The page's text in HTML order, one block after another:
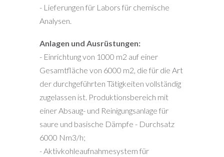
- Lieferungen für Labors für chemische
Analysen.
Anlagen und Ausrüstungen:
- Einrichtung von 1000 m2 auf einer
Gesamtfläche von 6000 m2, die für die Art
der durchgeführten Tätigkeiten vollständig
zugelassen ist. Produktionsbereich mit
einer Absaug- und Reinigungsanlage für
saure und basische Dämpfe - Durchsatz
6000 Nm3/h;
- Aktivkohleaufnahmesystem für